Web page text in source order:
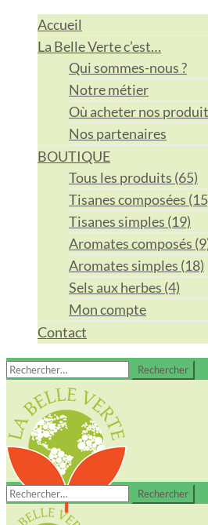
Accueil
La Belle Verte c’est…
Qui sommes-nous ?
Notre métier
Où acheter nos
Nos partenaires
BOUTIQUE
Tous les produits (65)
Tisanes composées
Tisanes simples (19)
Aromates composés
Aromates simples (18)
Sels aux herbes (4)
Mon compte
Contact
Rechercher :
Rechercher :